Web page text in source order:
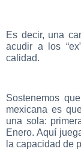
Es decir, una
acudir a los
calidad.
Sostenemos
mexicana es
una sola:
Enero. Aquí
la capacidad de